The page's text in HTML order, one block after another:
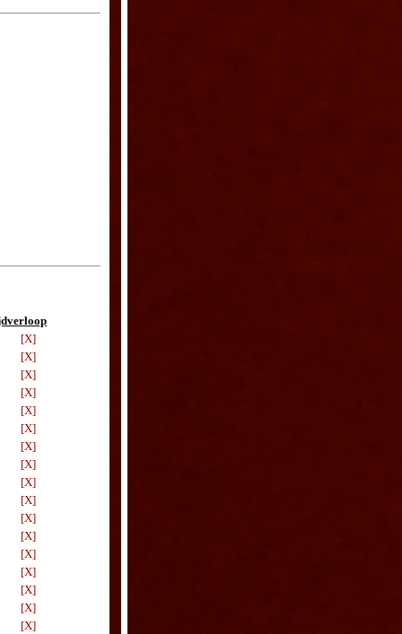
[X]
[X]
[X]
[X]
[X]
[X]
[X]
[X]
[X]
[X]
[X]
[X]
[X]
[X]
[X]
[X]
[X]